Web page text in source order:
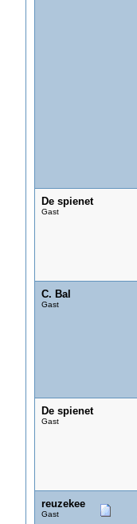
De spienet
Gast
C. Bal
Gast
De spienet
Gast
reuzekee
Gast